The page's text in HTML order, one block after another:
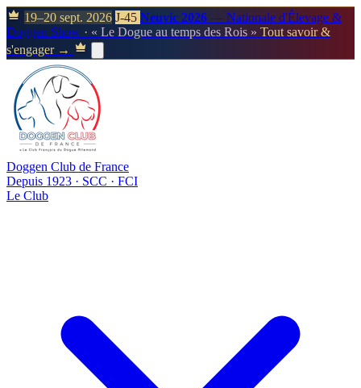
19–20 sept. 2026 J-45 Neuvic 2026 — Nationale d'Élevage &
Doggen Show · « Le Dogue au temps des Rois » Tout savoir &
s'engager →
Doggen Club de France
Depuis 1923 · SCC · FCI
Le Club